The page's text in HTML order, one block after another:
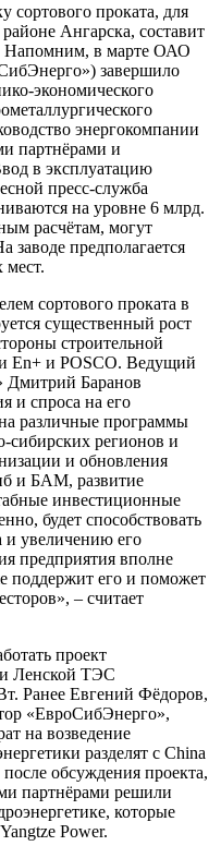
сортового проката, для
Ангарска, составит
Напомним, в марте ОАО
завершило
экономического
энергокомпании
партнёрами и
в эксплуатацию
пресс-служба
на уровне 6 млрд.
расчётам, могут
заводе предполагается
мест.
сортового проката в
существенный рост
строительной
En+ и POSCO. Ведущий
Баранов
и спроса на его
различные программы
сибирских регионов и
и обновления
и БАМ, развитие
инвестиционные
будет способствовать
и увеличению его
предприятия вполне
поддержит его и поможет
– считает
проект
Ленской ТЭС
Ранее Евгений Фёдоров,
«ЕвроСибЭнерго»,
на возведение
разделят с China
обсуждения проекта,
партнёрами решили
которые
Power.